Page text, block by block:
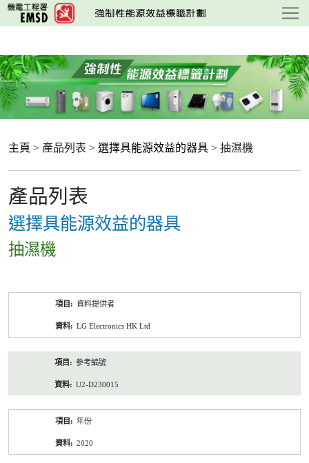
跳
至
要
內
容
主頁 > 產品列表 > 選擇具能源效益的器具 > 抽濕機
產品列表
選擇具能源效益的器具
抽濕機
資料提供者
LG Electronics HK Ltd
參考編號
U2-D230015
年份
2020